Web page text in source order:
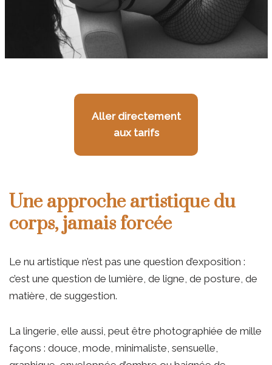
Aller directement
aux tarifs
Une approche artistique du
corps, jamais forcée
Le nu artistique n’est pas une question d’exposition :
c’est une question de lumière, de ligne, de posture, de
matière, de suggestion.
La lingerie, elle aussi, peut être photographiée de mille
façons : douce, mode, minimaliste, sensuelle,